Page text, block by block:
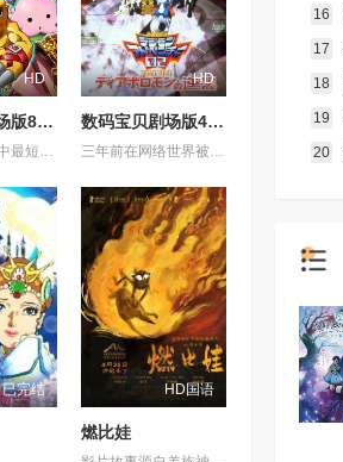
HD
数码宝贝剧场版8：究极力量！爆裂模式发动
数码暴龙剧场中最短的一个，讲述了亚古兽、加奥兽和拉拉兽在帮助一名被野人兽所追逐的人类小女孩之后，从她口中得知阿戈斯兽就是把大门大等人与亚古兽分开的罪魁祸首。最终在数码兽在女孩的指引下见到了阿戈斯兽......
HD
数码宝贝剧场版4：超恶魔兽的反击
三年前在网络世界被奥米加兽打败的超恶魔兽重生，并不断地产生自己的婴儿期，婴儿期的超恶魔兽通过手机、电脑等入侵现实世界，在现实世界形成数码蛋，最后超恶魔兽出现在现实世界，连最强的奥米加兽被打败。。。。
已完结 HD国语
燃比娃
16
17
18
19
20